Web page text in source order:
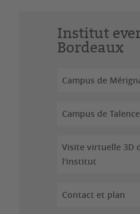
Institut
Bordeaux
Campus de
Campus de Talence
Visite virtuelle 3D
l'institut
Contact et plan